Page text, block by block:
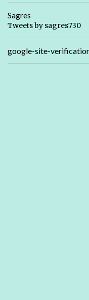
Sagres
Tweets by sagres730
google-site-